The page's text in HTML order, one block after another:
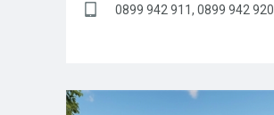
0899 942 911, 0899 942 920